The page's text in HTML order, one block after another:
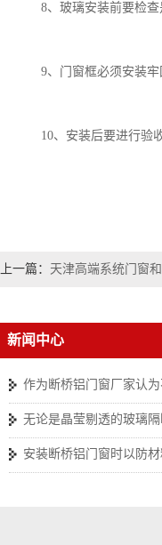
8、玻璃安装前要检查是
9、门窗框必须安装牢
10、安装后要进行验收
上一篇： 天津高端系统门窗
新闻中心
作为断桥铝门窗厂家认
无论是晶莹剔透的玻璃
安装断桥铝门窗时以防